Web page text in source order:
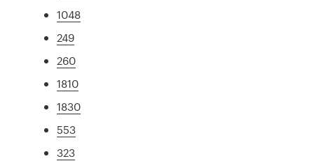
1048
249
260
1810
1830
553
323